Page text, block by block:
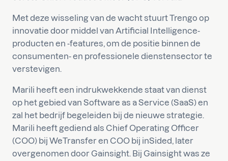
Met deze wisseling van de wacht stuurt Trengo op
innovatie door middel van Artificial Intelligence-
producten en -features, om de positie binnen de
consumenten- en professionele dienstensector te
verstevigen.
Marili heeft een indrukwekkende staat van dienst
op het gebied van Software as a Service (SaaS) en
zal het bedrijf begeleiden bij de nieuwe strategie.
Marili heeft gediend als Chief Operating Officer
(COO) bij WeTransfer en COO bij inSided, later
overgenomen door Gainsight. Bij Gainsight was ze